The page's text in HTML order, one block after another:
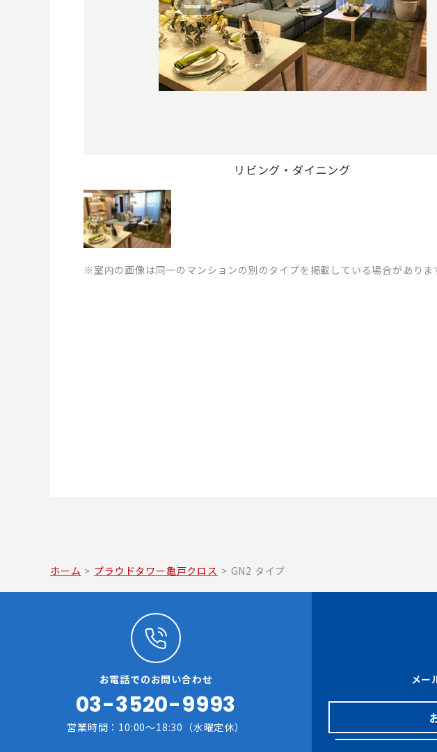
リビング・ダイニング
※室内の画像は同一のマンションの別のタイプを掲載している場合がありま
ホーム > プラウドタワー亀戸クロス > GN2 タイプ
お電話でのお問い合わせ
03-3520-9993
営業時間：10:00～18:30（水曜定休）
メー